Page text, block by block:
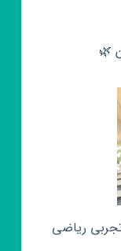
🌿
تجربی ریاضی